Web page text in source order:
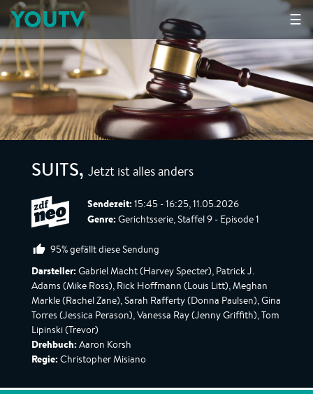
☰
YOUTV
SUITS, Jetzt ist alles anders
Sendezeit: 15:45 - 16:25, 11.05.2026
Genre: Gerichtsserie, Staffel 9 - Episode 1
95% gefällt diese Sendung
Darsteller: Gabriel Macht (Harvey Specter), Patrick J.
Adams (Mike Ross), Rick Hoffmann (Louis Litt), Meghan
Markle (Rachel Zane), Sarah Rafferty (Donna Paulsen), Gina
Torres (Jessica Perason), Vanessa Ray (Jenny Griffith), Tom
Lipinski (Trevor)
Drehbuch: Aaron Korsh
Regie: Christopher Misiano